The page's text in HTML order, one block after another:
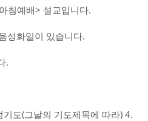
침예배> 설교입니다.
성화일이 있습니다.
.
도(그날의 기도제목에 따라) 4.